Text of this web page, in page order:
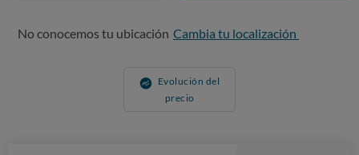
No conocemos tu ubicación Cambia tu localización
Evolución del
precio